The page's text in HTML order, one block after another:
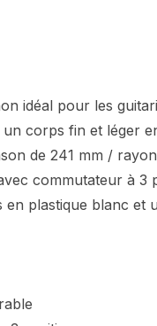
idéal pour les
corps fin et
de 241 mm /
commutateur à
plastique blanc